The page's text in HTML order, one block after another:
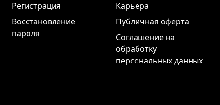
Регистрация
Восстановление
пароля
Карьера
Публичная оферта
Соглашение на
обработку
персональных данных